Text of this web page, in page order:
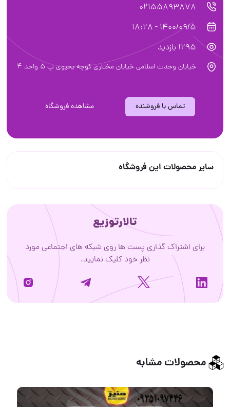
02155893878
1400/09/5 - 18:28
1295 بازدید
خیابان وحدت اسلامی خیابان مختاری کوچه یحیوی پ ۵ واحد ۴
تماس با فروشنده مشاهده فروشگاه
سایر محصولات این فروشگاه
تالارتوزیع
برای اشتراک گذاری پست ها روی شبکه های اجتماعی مورد
نظر خود کلیک نمایید.
محصولات مشابه